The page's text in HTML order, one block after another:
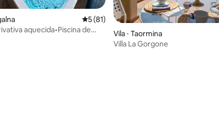
de 5, 84 avaliações
5 de uma avaliação média de 5, 81
5 (81)
aquecida•Piscina de
Vila ⋅ Taormina
Villa La Gorgone